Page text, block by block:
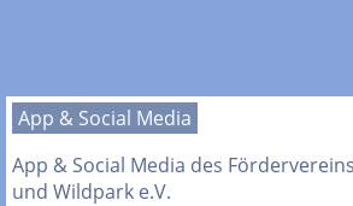
App & Social Media
App & Social Media des
und Wildpark e.V.